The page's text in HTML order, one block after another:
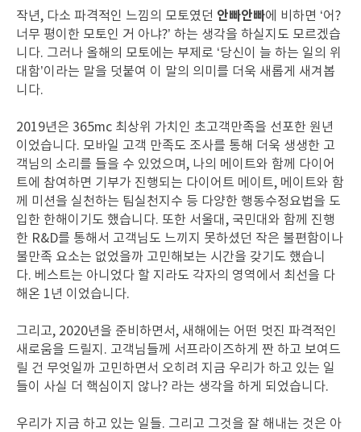
작년, 다소 파격적인 느낌의 모토였던 안빠안빠에 비하면 ‘어?
너무 평이한 모토인 거 아냐?’ 하는 생각을 하실지도 모르겠습
니다. 그러나 올해의 모토에는 부제로 ‘당신이 늘 하는 일의 위
대함’이라는 말을 덧붙여 이 말의 의미를 더욱 새롭게 새겨봅
니다.
2019년은 365mc 최상위 가치인 초고객만족을 선포한 원년
이었습니다. 모바일 고객 만족도 조사를 통해 더욱 생생한 고
객님의 소리를 들을 수 있었으며, 나의 메이트와 함께 다이어
트에 참여하면 기부가 진행되는 다이어트 메이트, 메이트와 함
께 미션을 실천하는 팀실천지수 등 다양한 행동수정요법을 도
입한 한해이기도 했습니다. 또한 서울대, 국민대와 함께 진행
한 R&D를 통해서 고객님도 느끼지 못하셨던 작은 불편함이나
불만족 요소는 없었을까 고민해보는 시간을 갖기도 했습니
다. 베스트는 아니었다 할 지라도 각자의 영역에서 최선을 다
해온 1년 이었습니다.
그리고, 2020년을 준비하면서, 새해에는 어떤 멋진 파격적인
새로움을 드릴지. 고객님들께 서프라이즈하게 짠 하고 보여드
릴 건 무엇일까 고민하면서 오히려 지금 우리가 하고 있는 일
들이 사실 더 핵심이지 않나? 라는 생각을 하게 되었습니다.
우리가 지금 하고 있는 일들. 그리고 그것을 잘 해내는 것은 아